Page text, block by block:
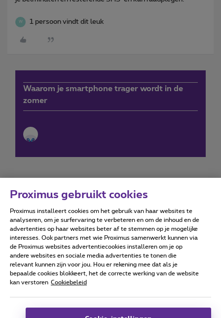
W 1 persoon vindt dit leuk
Waarom je smartphone trager wordt in de
zomer
Forumvoorwaarden Accessibility statement
Alle rechten voorbehouden. © Proximus
Algemene voorwaarden, consumenteninfo
Deze website is gecreëerd en wordt beheerd conform het
Proximus gebruikt cookies
Proximus installeert cookies om het gebruik van haar websites te
analyseren, om je surfervaring te verbeteren en om de inhoud en de
advertenties op haar websites beter af te stemmen op je mogelijke
interesses. Ook partners met wie Proximus samenwerkt kunnen via
de Proximus websites advertentiecookies installeren om je op
andere websites en sociale media advertenties te tonen die
relevant kunnen zijn voor jou. Hou er rekening mee dat als je
bepaalde cookies blokkeert, het de correcte werking van de website
kan verstoren Cookiebeleid